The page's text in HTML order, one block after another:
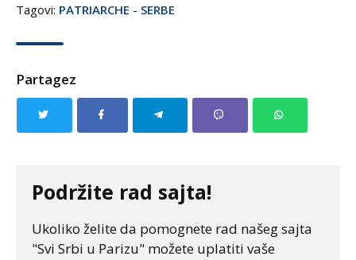
Tagovi: PATRIARCHE - SERBE
Partagez
Podržite rad sajta!
Ukoliko želite da pomognete rad našeg sajta
"Svi Srbi u Parizu" možete uplatiti vaše